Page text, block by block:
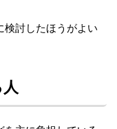
検討したほうがよい